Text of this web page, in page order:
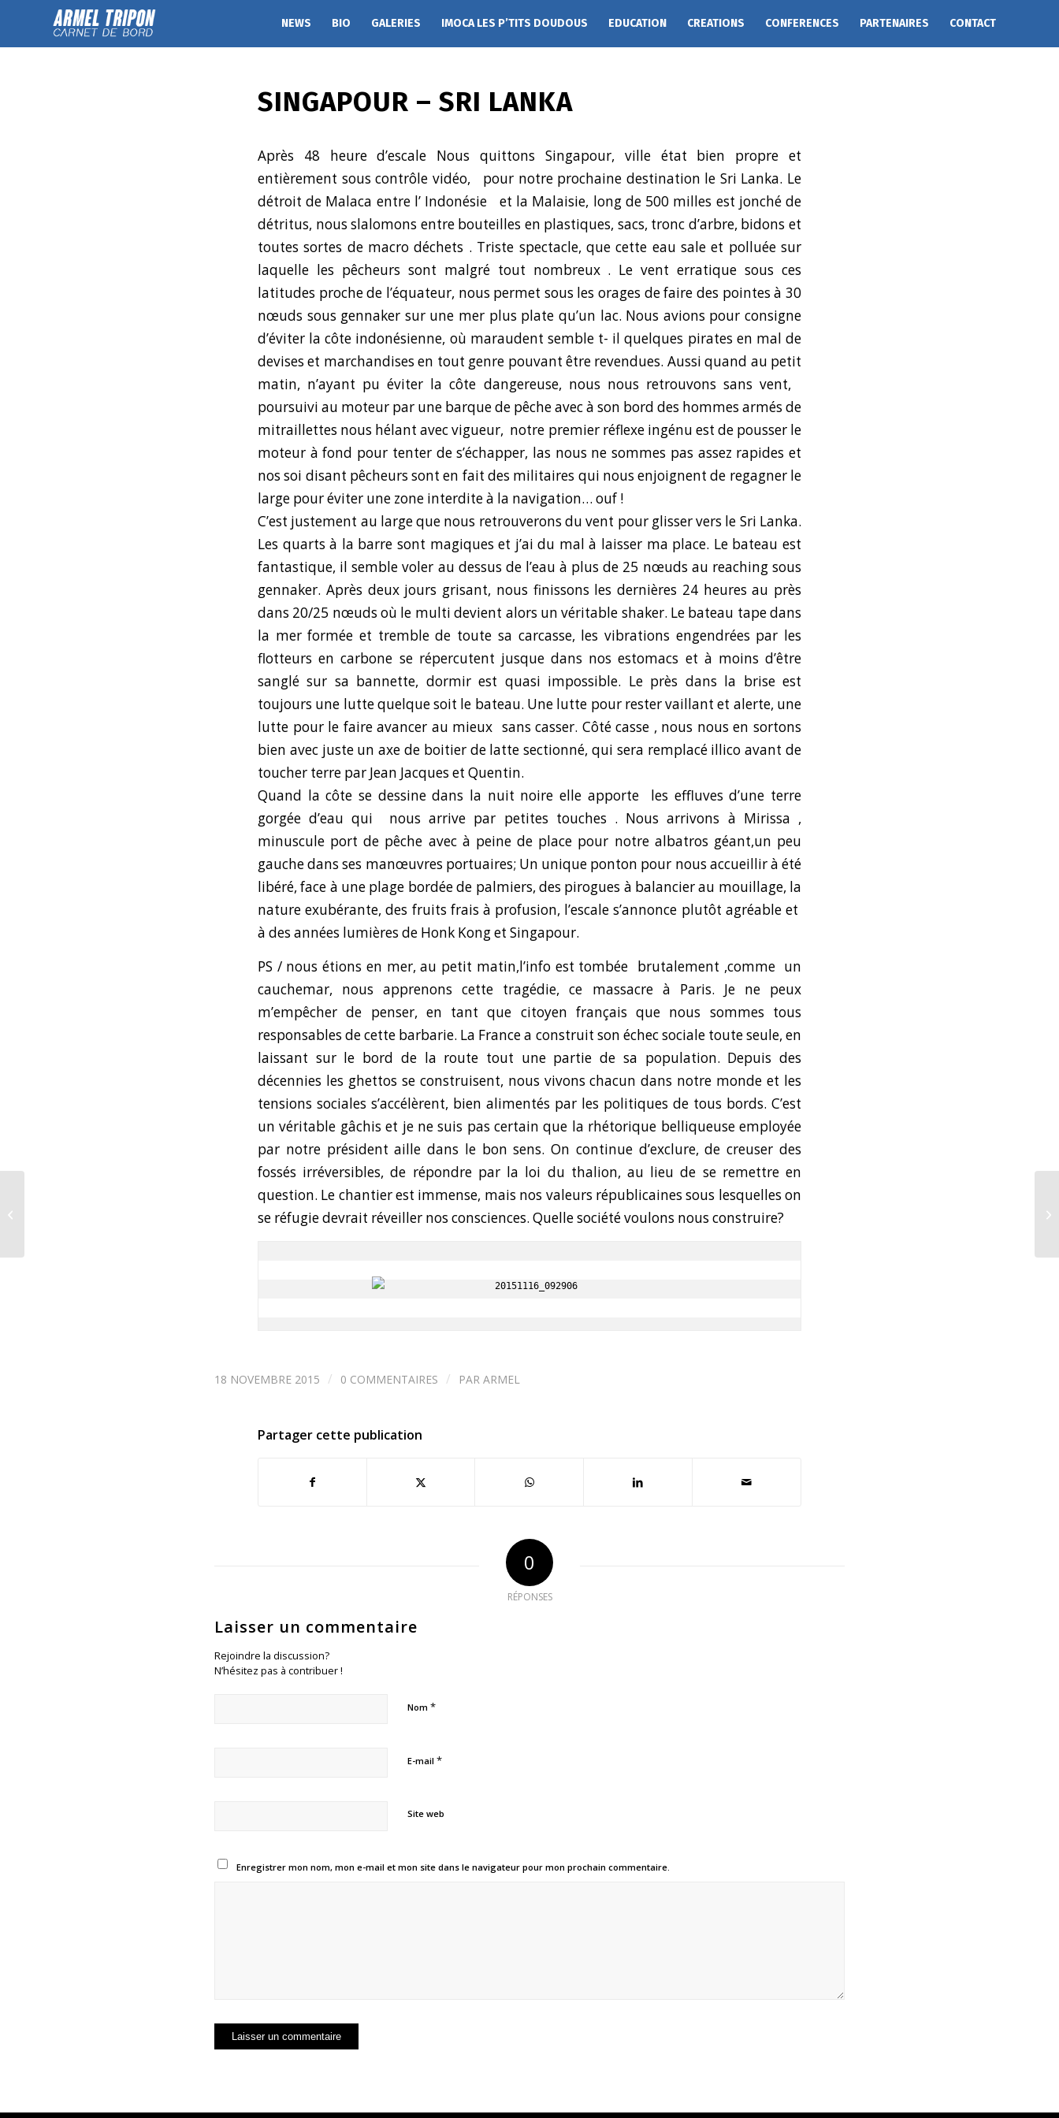
NEWS BIO GALERIES IMOCA LES P’TITS DOUDOUS EDUCATION CREATIONS CONFERENCES PARTENAIRES CONTACT
SINGAPOUR – SRI LANKA
Après 48 heure d’escale Nous quittons Singapour, ville état bien propre et
entièrement sous contrôle vidéo, pour notre prochaine destination le Sri Lanka. Le
détroit de Malaca entre l’ Indonésie et la Malaisie, long de 500 milles est jonché de
détritus, nous slalomons entre bouteilles en plastiques, sacs, tronc d’arbre, bidons et
toutes sortes de macro déchets . Triste spectacle, que cette eau sale et polluée sur
laquelle les pêcheurs sont malgré tout nombreux . Le vent erratique sous ces
latitudes proche de l’équateur, nous permet sous les orages de faire des pointes à 30
nœuds sous gennaker sur une mer plus plate qu’un lac. Nous avions pour consigne
d’éviter la côte indonésienne, où maraudent semble t- il quelques pirates en mal de
devises et marchandises en tout genre pouvant être revendues. Aussi quand au petit
matin, n’ayant pu éviter la côte dangereuse, nous nous retrouvons sans vent,
poursuivi au moteur par une barque de pêche avec à son bord des hommes armés de
mitraillettes nous hélant avec vigueur, notre premier réflexe ingénu est de pousser le
moteur à fond pour tenter de s’échapper, las nous ne sommes pas assez rapides et
nos soi disant pêcheurs sont en fait des militaires qui nous enjoignent de regagner le
large pour éviter une zone interdite à la navigation… ouf !
C’est justement au large que nous retrouverons du vent pour glisser vers le Sri Lanka.
Les quarts à la barre sont magiques et j’ai du mal à laisser ma place. Le bateau est
fantastique, il semble voler au dessus de l’eau à plus de 25 nœuds au reaching sous
gennaker. Après deux jours grisant, nous finissons les dernières 24 heures au près
dans 20/25 nœuds où le multi devient alors un véritable shaker. Le bateau tape dans
la mer formée et tremble de toute sa carcasse, les vibrations engendrées par les
flotteurs en carbone se répercutent jusque dans nos estomacs et à moins d’être
sanglé sur sa bannette, dormir est quasi impossible. Le près dans la brise est
toujours une lutte quelque soit le bateau. Une lutte pour rester vaillant et alerte, une
lutte pour le faire avancer au mieux sans casser. Côté casse , nous nous en sortons
bien avec juste un axe de boitier de latte sectionné, qui sera remplacé illico avant de
toucher terre par Jean Jacques et Quentin.
Quand la côte se dessine dans la nuit noire elle apporte les effluves d’une terre
gorgée d’eau qui nous arrive par petites touches . Nous arrivons à Mirissa ,
minuscule port de pêche avec à peine de place pour notre albatros géant,un peu
gauche dans ses manœuvres portuaires; Un unique ponton pour nous accueillir à été
libéré, face à une plage bordée de palmiers, des pirogues à balancier au mouillage, la
nature exubérante, des fruits frais à profusion, l’escale s’annonce plutôt agréable et
à des années lumières de Honk Kong et Singapour.
PS / nous étions en mer, au petit matin,l’info est tombée brutalement ,comme un
cauchemar, nous apprenons cette tragédie, ce massacre à Paris. Je ne peux
m’empêcher de penser, en tant que citoyen français que nous sommes tous
responsables de cette barbarie. La France a construit son échec sociale toute seule, en
laissant sur le bord de la route tout une partie de sa population. Depuis des
décennies les ghettos se construisent, nous vivons chacun dans notre monde et les
tensions sociales s’accélèrent, bien alimentés par les politiques de tous bords. C’est
un véritable gâchis et je ne suis pas certain que la rhétorique belliqueuse employée
par notre président aille dans le bon sens. On continue d’exclure, de creuser des
fossés irréversibles, de répondre par la loi du thalion, au lieu de se remettre en
question. Le chantier est immense, mais nos valeurs républicaines sous lesquelles on
se réfugie devrait réveiller nos consciences. Quelle société voulons nous construire?
18 NOVEMBRE 2015 / 0 COMMENTAIRES / PAR ARMEL
Partager cette publication
0
RÉPONSES
Laisser un commentaire
Rejoindre la discussion?
N’hésitez pas à contribuer !
Nom *
E-mail *
Site web
Enregistrer mon nom, mon e-mail et mon site dans le navigateur pour mon prochain commentaire.